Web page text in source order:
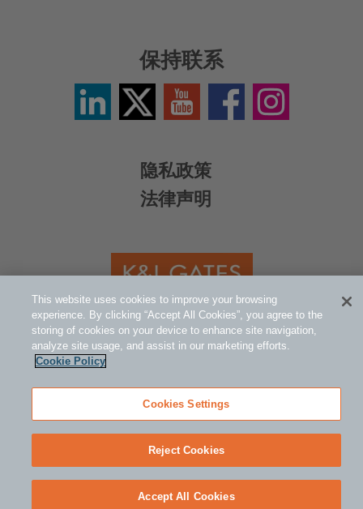
隐私政策
法律声明
© 2005-2026 K&L Gates LLP 版权所有。保
留所有权利。
保持联系
LinkedInTwitter
Icon
YouTube FacebookInstagram
This website uses cookies to improve your browsing
experience. By clicking “Accept All Cookies”, you agree to the
storing of cookies on your device to enhance site navigation,
analyze site usage, and assist in our marketing efforts.
Cookie Policy
Cookies Settings
Reject Cookies
Accept All Cookies